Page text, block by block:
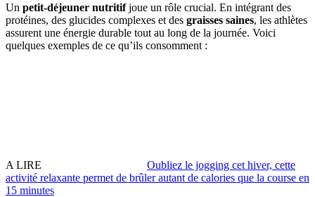
Un petit-déjeuner nutritifjoue un rôle crucial. En intégrant des
protéines, des glucides complexes et des graisses saines, les athlètes
assurent une énergie durable tout au long de la journée. Voici
quelques exemples de ce qu’ils consomment :
A LIRE
Oubliez le jogging cet hiver, cette
activité relaxante permet de brûler autant de calories que la course en
15 minutes